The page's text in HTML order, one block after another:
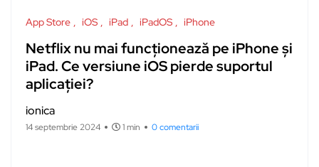
App Store iOS iPad iPadOS iPhone
Netflix nu mai funcționează pe iPhone și
iPad. Ce versiune iOS pierde suportul
aplicației?
ionica
14 septembrie 2024 1 min 0 comentarii